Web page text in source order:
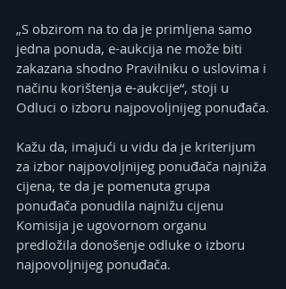
„S obzirom na to da je primljena samo
jedna ponuda, e-aukcija ne može biti
zakazana shodno Pravilniku o uslovima i
načinu korištenja e-aukcije“, stoji u
Odluci o izboru najpovoljnijeg ponuđača.
Kažu da, imajući u vidu da je kriterijum
za izbor najpovoljnijeg ponuđača najniža
cijena, te da je pomenuta grupa
ponuđača ponudila najnižu cijenu
Komisija je ugovornom organu
predložila donošenje odluke o izboru
najpovoljnijeg ponuđača.